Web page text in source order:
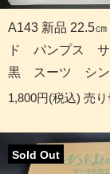
A143 新品 22.5
ド パンプス
黒 スーツ シン
1,800円(税込) 売
Sold Out